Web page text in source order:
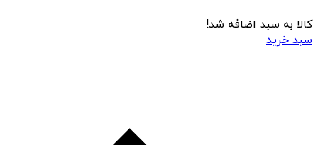
کالا به سبد اضافه شد!
سبد خرید